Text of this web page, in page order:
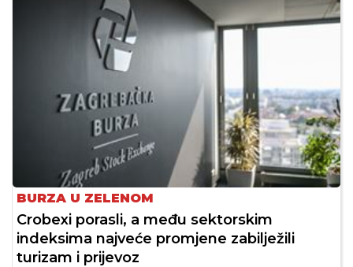
BURZA U ZELENOM
Crobexi porasli, a među sektorskim
indeksima najveće promjene zabilježili
turizam i prijevoz